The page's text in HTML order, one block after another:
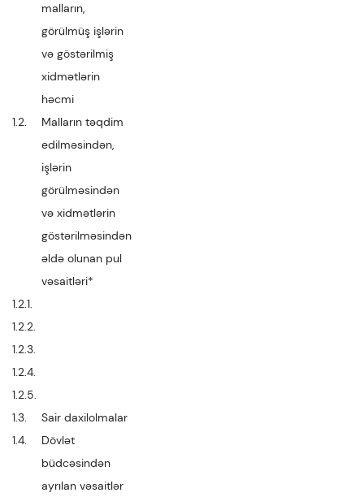
malların,
görülmüş işlərin
və göstərilmiş
xidmətlərin
həcmi
1.2.
Malların təqdim
edilməsindən,
işlərin
görülməsindən
və xidmətlərin
göstərilməsindən
əldə olunan pul
vəsaitləri*
1.2.1.
1.2.2.
1.2.3.
1.2.4.
1.2.5.
1.3.
Sair daxilolmalar
1.4.
Dövlət
büdcəsindən
ayrılan vəsaitlər